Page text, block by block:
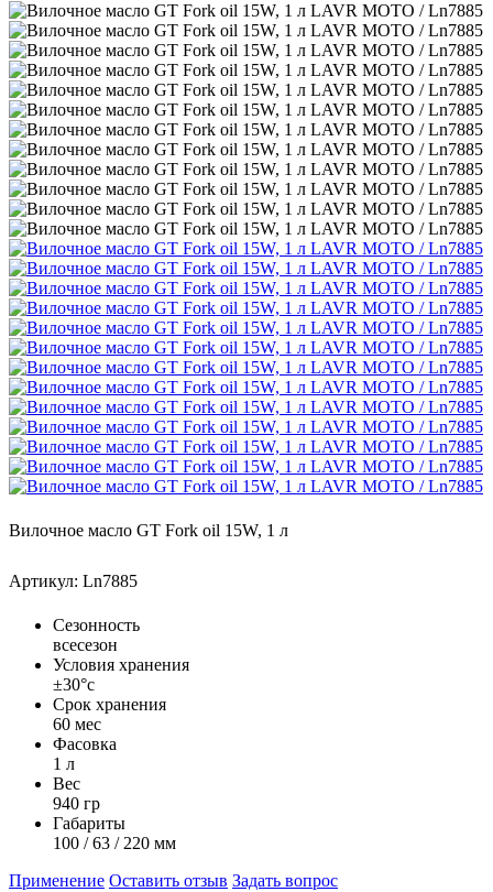
Вилочное масло GT Fork oil 15W, 1 л
Артикул: Ln7885
Сезонность
всесезон
Условия хранения
±30°с
Срок хранения
60 мес
Фасовка
1 л
Вес
940 гр
Габариты
100 / 63 / 220 мм
Применение Оставить отзыв Задать вопрос